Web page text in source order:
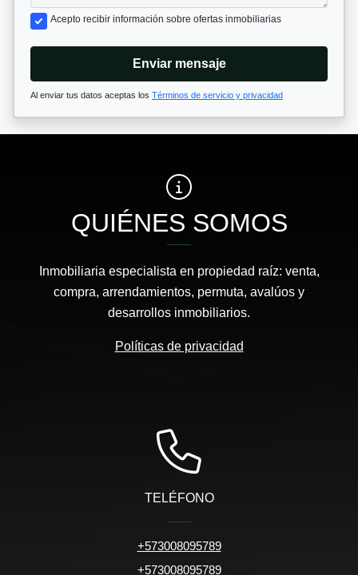
Acepto recibir información sobre ofertas inmobiliarias
Enviar mensaje
Al enviar tus datos aceptas los Términos de servicio y privacidad
QUIÉNES SOMOS
Inmobiliaria especialista en propiedad raíz: venta,
compra, arrendamientos, permuta, avalúos y
desarrollos inmobiliarios.
Políticas de privacidad
TELÉFONO
+573008095789
+573008095789